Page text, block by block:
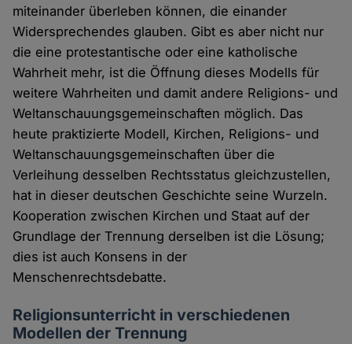
miteinander überleben können, die einander
Widersprechendes glauben. Gibt es aber nicht nur
die eine protestantische oder eine katholische
Wahrheit mehr, ist die Öffnung dieses Modells für
weitere Wahrheiten und damit andere Religions- und
Weltanschauungsgemeinschaften möglich. Das
heute praktizierte Modell, Kirchen, Religions- und
Weltanschauungsgemeinschaften über die
Verleihung desselben Rechtsstatus gleichzustellen,
hat in dieser deutschen Geschichte seine Wurzeln.
Kooperation zwischen Kirchen und Staat auf der
Grundlage der Trennung derselben ist die Lösung;
dies ist auch Konsens in der
Menschenrechtsdebatte.
Religionsunterricht in verschiedenen
Modellen der Trennung